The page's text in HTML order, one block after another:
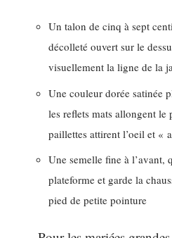
Un talon de cinq à sept
décolleté ouvert sur le
visuellement la ligne de la
Une couleur dorée satinée
les reflets mats allongent le
paillettes attirent l’oeil et «
Une semelle fine à l’avant,
plateforme et garde la
pied de petite pointure